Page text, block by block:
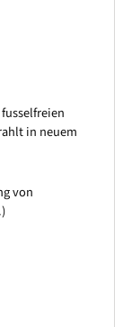
in neuem
von